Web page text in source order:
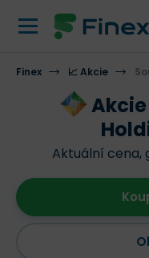
Finex 📈 Akcie
Aktuální cena,